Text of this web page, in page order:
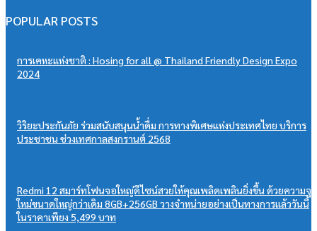
POPULAR POSTS
การเคหะแห่งชาติ : Hosing for all @ Thailand Friendly Design Expo
2024
วิริยะประกันภัย ร่วมสนับสนุนน้ำดื่ม การทางพิเศษแห่งประเทศไทย บริการ
ประชาชน ช่วงเทศกาลสงกรานต์ 2568
Redmi 12 สมาร์ทโฟนจอใหญ่ดีไซน์สวยให้คุณเพลิดเพลินยิ่งขึ้น ด้วยความจุ
ใหม่ขนาดใหญ่กว่าเดิม 8GB+256GB วางจำหน่ายอย่างเป็นทางการแล้ววันนี้
ในราคาเพียง 5,499 บาท